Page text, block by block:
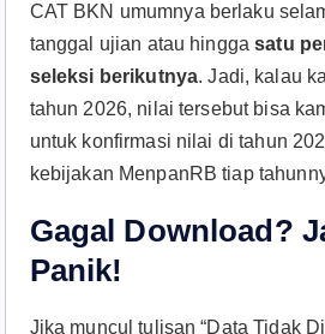
CAT BKN umumnya berlaku
tanggal ujian atau hinggasatu
seleksi berikutnya. Jadi, kalau
tahun 2026, nilai tersebut bisa
untuk konfirmasi nilai di tahun
kebijakan MenpanRB tiap
Gagal Download?
Panik!
Jika muncul tulisan “Data Tidak